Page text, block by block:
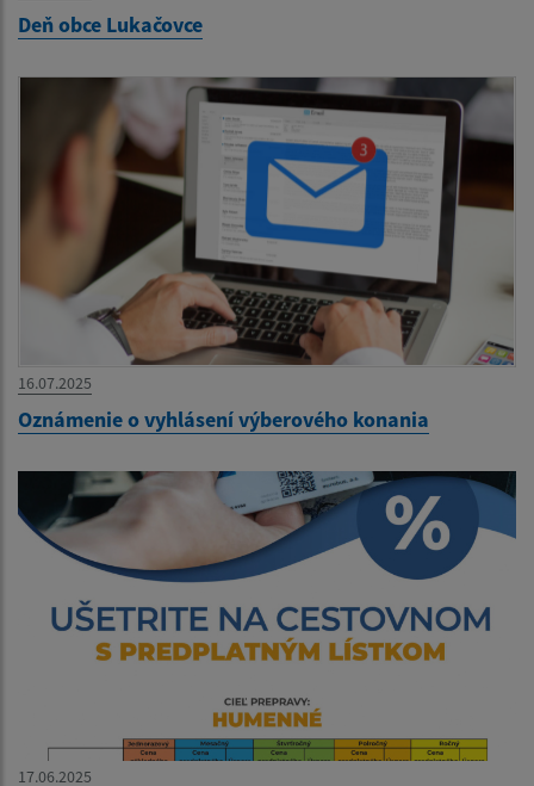
Deň obce Lukačovce
16.07.2025
Oznámenie o vyhlásení výberového konania
17.06.2025